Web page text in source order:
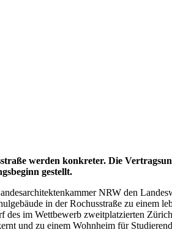
werden konkreter. Die
gestellt.
NRW den
in der Rochusstraße zu einem
des im Wettbewerb zweitplatzierten
und zu einem Wohnheim für